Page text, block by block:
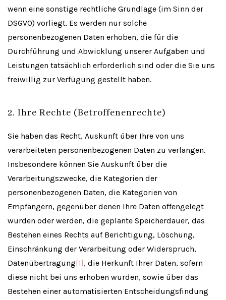
wenn eine sonstige rechtliche Grundlage (im Sinn der
DSGVO) vorliegt. Es werden nur solche
personenbezogenen Daten erhoben, die für die
Durchführung und Abwicklung unserer Aufgaben und
Leistungen tatsächlich erforderlich sind oder die Sie uns
freiwillig zur Verfügung gestellt haben.
2. Ihre Rechte (Betroffenenrechte)
Sie haben das Recht, Auskunft über Ihre von uns
verarbeiteten personenbezogenen Daten zu verlangen.
Insbesondere können Sie Auskunft über die
Verarbeitungszwecke, die Kategorien der
personenbezogenen Daten, die Kategorien von
Empfängern, gegenüber denen Ihre Daten offengelegt
wurden oder werden, die geplante Speicherdauer, das
Bestehen eines Rechts auf Berichtigung, Löschung,
Einschränkung der Verarbeitung oder Widerspruch,
Datenübertragung[1], die Herkunft Ihrer Daten, sofern
diese nicht bei uns erhoben wurden, sowie über das
Bestehen einer automatisierten Entscheidungsfindung